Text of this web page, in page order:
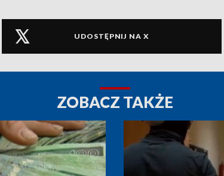
UDOSTĘPNIJ NA X
ZOBACZ TAKŻE